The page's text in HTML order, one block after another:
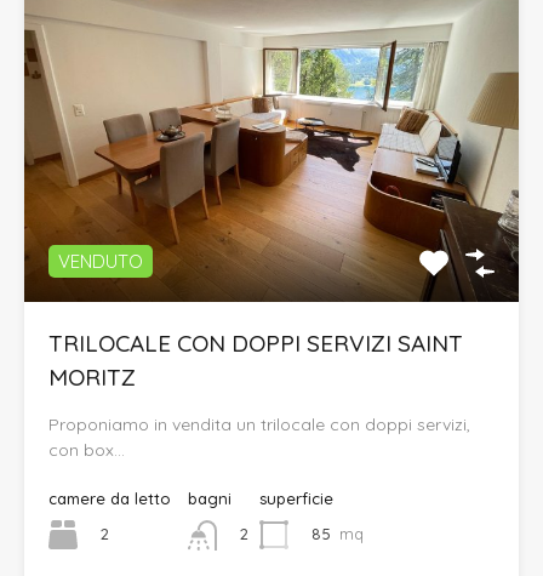
VENDUTO
TRILOCALE CON DOPPI SERVIZI SAINT
MORITZ
Proponiamo in vendita un trilocale con doppi servizi,
con box…
camere da letto
2
bagni
2
superficie
85 mq